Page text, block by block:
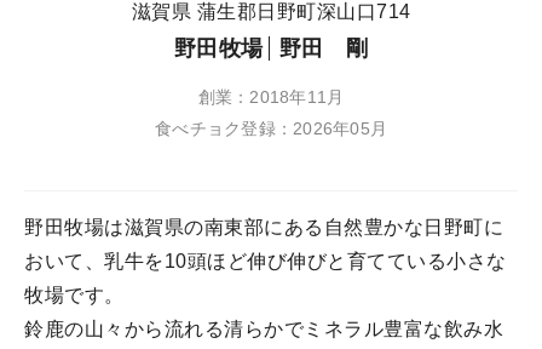
滋賀県 蒲生郡日野町深山口714
野田牧場 野田 剛
創業：2018年11月
食べチョク登録：2026年05月
野田牧場は滋賀県の南東部にある自然豊かな日野町に
おいて、乳牛を10頭ほど伸び伸びと育てている小さな
牧場です。
鈴鹿の山々から流れる清らかでミネラル豊富な飲み水